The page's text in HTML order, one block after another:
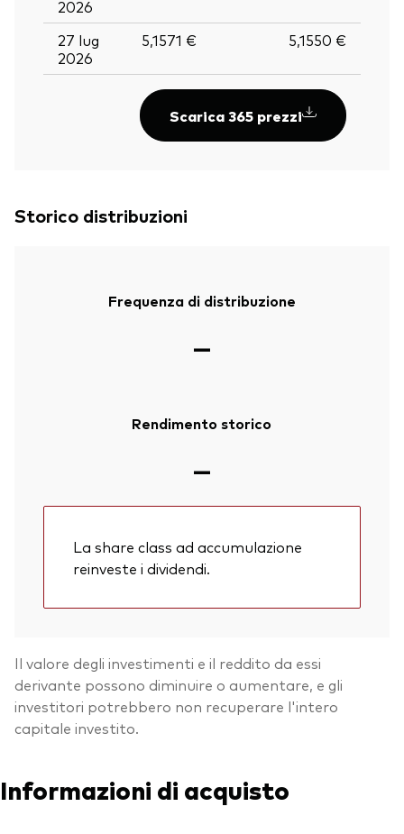
2026
27 lug
2026
5,1571 € 5,1550 €
Scarica 365 prezzi
Storico distribuzioni
Frequenza di distribuzione
—
Rendimento storico
—
La share class ad accumulazione
reinveste i dividendi.
Il valore degli investimenti e il reddito da essi
derivante possono diminuire o aumentare, e gli
investitori potrebbero non recuperare l'intero
capitale investito.
Informazioni di acquisto